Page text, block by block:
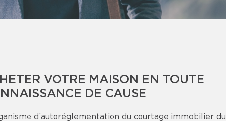
VOTRE MAISON EN TOUTE
DE CAUSE
d’autoréglementation du courtage immobilier